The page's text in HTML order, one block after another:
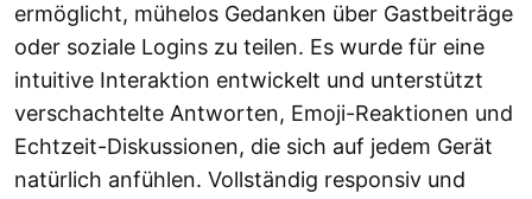
ermöglicht, mühelos Gedanken über Gastbeiträge
oder soziale Logins zu teilen. Es wurde für eine
intuitive Interaktion entwickelt und unterstützt
verschachtelte Antworten, Emoji-Reaktionen und
Echtzeit-Diskussionen, die sich auf jedem Gerät
natürlich anfühlen. Vollständig responsiv und